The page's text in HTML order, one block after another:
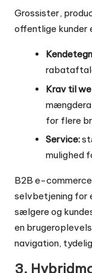
Grossister,
offentlige kunder
Krav til
for flere
Service:
mulighed
B2B e-
selvbetjening for
sælgere og
en
navigation,
3.